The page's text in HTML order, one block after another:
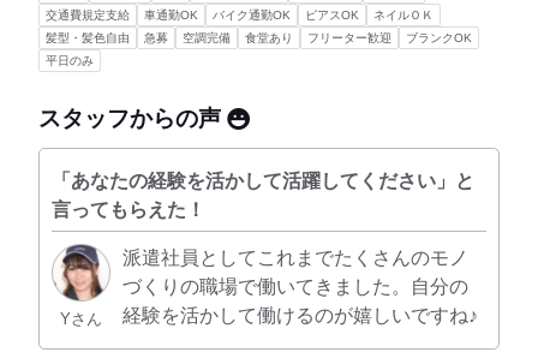
交通費規定支給
車通勤OK バイク通勤OK ピアスOK
ネイルＯＫ
髪型・髪色自由
急募 空調完備 食堂あり フリーター歓迎
ブランクOK
平日のみ
スタッフからの声
「あなたの経験を活かして活躍してください」と
言ってもらえた！
Yさん
派遣社員としてこれまでたくさんのモノ
づくりの職場で働いてきました。自分の
経験を活かして働けるのが嬉しいですね♪